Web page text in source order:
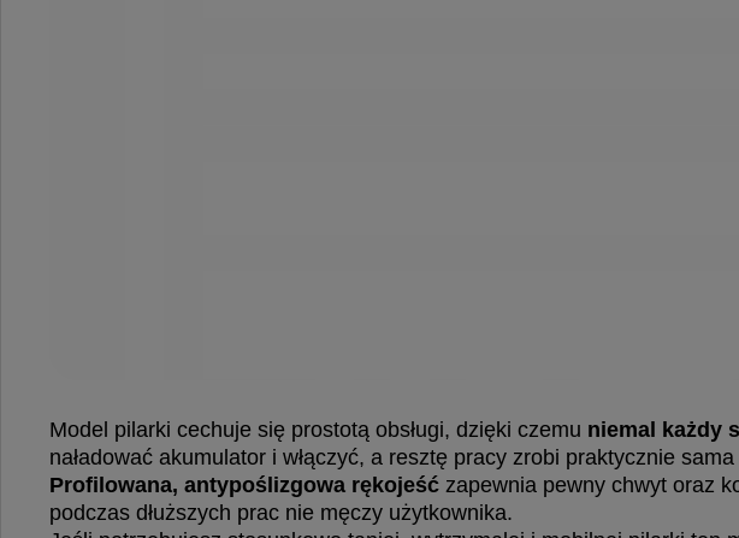
Model pilarki cechuje się prostotą obsługi, dzięki czemu niemal każdy
naładować akumulator i włączyć, a resztę pracy zrobi praktycznie
Profilowana, antypoślizgowa rękojeść zapewnia pewny chwyt oraz
podczas dłuższych prac nie męczy użytkownika.